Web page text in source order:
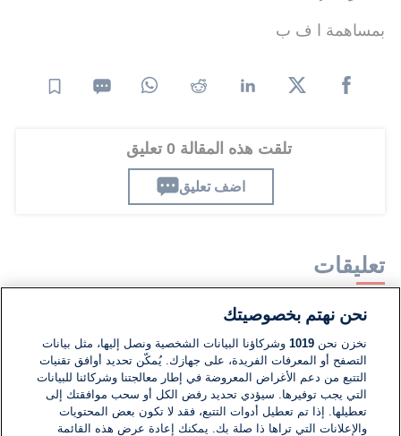
بمساهمة ا ف ب
تلقت هذه المقالة 0 تعليق
اضف تعليق
تعليقات
لا توجد تعليقات مكتوبة حتى الآن. كن الأول!
اكتب تعليقًا جديدًا ...
نحن نهتم بخصوصيتك
نخزن نحن1019 وشركاؤنا البيانات الشخصية ونصل إليها، مثل بيانات
التصفح أو المعرفات الفريدة، على جهازك. يُمكّن تحديد أوافق تقنيات
التتبع من دعم الأغراض المعروضة في إطار معالجتنا وشركائنا للبيانات
التي يجب توفيرها. سيؤدي تحديد رفض الكل أو سحب موافقتك إلى
تعطيلها. إذا تم تعطيل أدوات التتبع، فقد لا تكون بعض المحتويات
والإعلانات التي تراها ذا صلة بك. يمكنك إعادة عرض هذه القائمة